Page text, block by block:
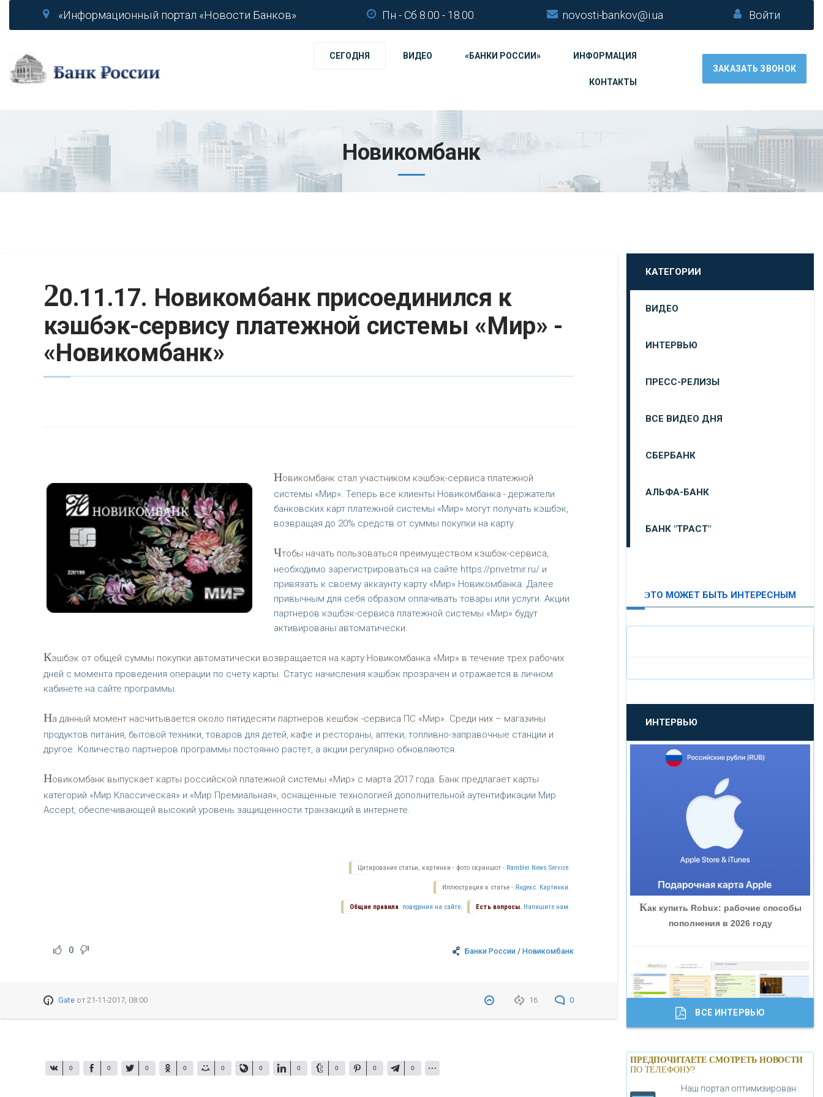
«Информационный портал «Новости Банков» Пн - Сб 8.00 - 18.00. novosti-bankov@i.ua Войти
СЕГОДНЯ ВИДЕО «БАНКИ РОССИИ» ИНФОРМАЦИЯ
КОНТАКТЫ
ЗАКАЗАТЬ ЗВОНОК
Новикомбанк
20.11.17. Новикомбанк присоединился к
кэшбэк-сервису платежной системы «Мир» -
«Новикомбанк»
Новикомбанк стал участником кэшбэк-сервиса платежной
системы «Мир». Теперь все клиенты Новикомбанка - держатели
банковских карт платежной системы «Мир» могут получать кэшбэк,
возвращая до 20% средств от суммы покупки на карту.
Чтобы начать пользоваться преимуществом кэшбэк-сервиса,
необходимо зарегистрироваться на сайте https://privetmir.ru/ и
привязать к своему аккаунту карту «Мир» Новикомбанка. Далее
привычным для себя образом оплачивать товары или услуги. Акции
партнеров кэшбэк-сервиса платежной системы «Мир» будут
активированы автоматически.
Кэшбэк от общей суммы покупки автоматически возвращается на карту Новикомбанка «Мир» в течение трех рабочих
дней с момента проведения операции по счету карты. Статус начисления кэшбэк прозрачен и отражается в личном
кабинете на сайте программы.
На данный момент насчитывается около пятидесяти партнеров кешбэк -сервиса ПС «Мир». Среди них – магазины
продуктов питания, бытовой техники, товаров для детей, кафе и рестораны, аптеки, топливно-заправочные станции и
другое. Количество партнеров программы постоянно растет, а акции регулярно обновляются.
Новикомбанк выпускает карты российской платежной системы «Мир» с марта 2017 года. Банк предлагает карты
категорий «Мир Классическая» и «Мир Премиальная», оснащенные технологией дополнительной аутентификации Мир
Accept, обеспечивающей высокий уровень защищенности транзакций в интернете.
Цитирование статьи, картинки - фото скриншот - Rambler News Service.
Иллюстрация к статье - Яндекс. Картинки.
Есть вопросы. Напишите нам.
Общие правила поведения на сайте.
Банки России /Новикомбанк
0
16 0
Gateот 21-11-2017, 08:00
0 0 0 0 0 0 0 0 0 0
КАТЕГОРИИ
ВИДЕО
ИНТЕРВЬЮ
ПРЕСС-РЕЛИЗЫ
ВСЕ ВИДЕО ДНЯ
СБЕРБАНК
АЛЬФА-БАНК
БАНК "ТРАСТ"
«ПРОМСВЯЗЬБАНК»
«НОВИКОМБАНК»
«СМП БАНК»
«ВНЕШПРОМБАНК»
«БАНК ГЛОБЭКС»
«ТРАСТ»
«ГАЗПРОМБАНК»
«МОСКОВСКИЙ КРЕДИТНЫЙ
БАНК»
ЭТО МОЖЕТ БЫТЬ ИНТЕРЕСНЫМ
ИНТЕРВЬЮ
Как купить Robux: рабочие способы
пополнения в 2026 году
Банки.ру обновил логотип впервые за
19 лет - «Лента новостей»
ВСЕ ИНТЕРВЬЮ
ПРЕДПОЧИТАЕТЕ СМОТРЕТЬ НОВОСТИ
ПО ТЕЛЕФОНУ?
Наш портал оптимизирован